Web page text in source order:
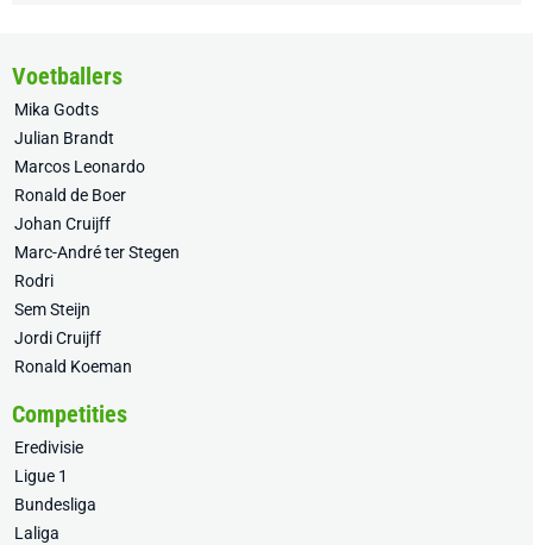
Voetballers
Mika Godts
Julian Brandt
Marcos Leonardo
Ronald de Boer
Johan Cruijff
Marc-André ter Stegen
Rodri
Sem Steijn
Jordi Cruijff
Ronald Koeman
Competities
Eredivisie
Ligue 1
Bundesliga
Laliga